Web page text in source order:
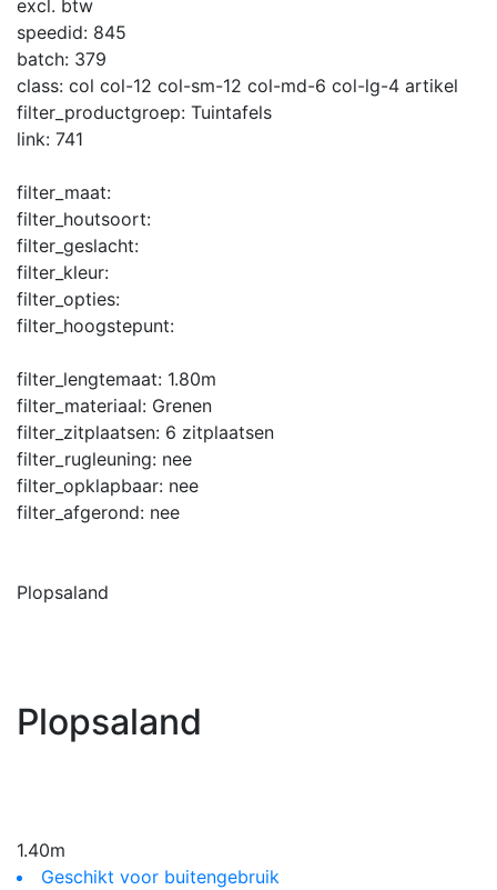
excl. btw
speedid: 845
batch: 379
class: col col-12 col-sm-12 col-md-6 col-lg-4 artikel
filter_productgroep: Tuintafels
link: 741
filter_maat:
filter_houtsoort:
filter_geslacht:
filter_kleur:
filter_opties:
filter_hoogstepunt:
filter_lengtemaat: 1.80m
filter_materiaal: Grenen
filter_zitplaatsen: 6 zitplaatsen
filter_rugleuning: nee
filter_opklapbaar: nee
filter_afgerond: nee
Plopsaland
Plopsaland
1.40m
Geschikt voor buitengebruik